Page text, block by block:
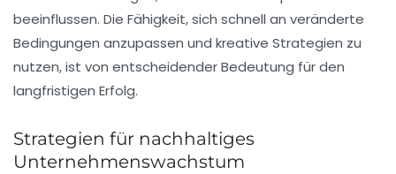
beeinflussen. Die Fähigkeit, sich schnell an veränderte
Bedingungen anzupassen und kreative Strategien zu
nutzen, ist von entscheidender Bedeutung für den
langfristigen Erfolg.
Strategien für nachhaltiges
Unternehmenswachstum